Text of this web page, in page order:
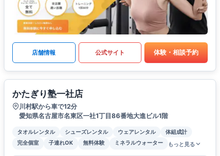
店舗情報 公式サイト 体験・相談予約
かたぎり塾一社店
川村駅から車で12分
愛知県名古屋市名東区一社1丁目86番地大進ビル1階
タオルレンタル シューズレンタル ウェアレンタル
体組成計
完全個室
子連れOK 無料体験 ミネラルウォーター もっと見る